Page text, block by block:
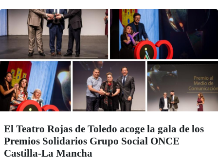
El Teatro Rojas de Toledo acoge la gala de los
Premios Solidarios Grupo Social ONCE
Castilla-La Mancha